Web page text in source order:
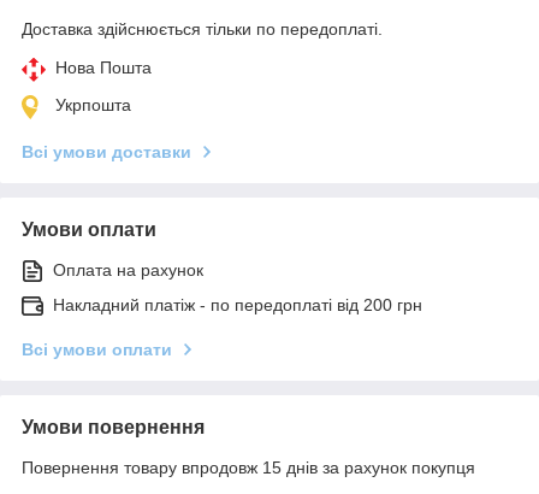
Доставка здійснюється тільки по передоплаті.
Нова Пошта
Укрпошта
Всі умови доставки
Умови оплати
Оплата на рахунок
Накладний платіж - по передоплаті від 200 грн
Всі умови оплати
Умови повернення
Повернення товару впродовж 15 днів за рахунок покупця